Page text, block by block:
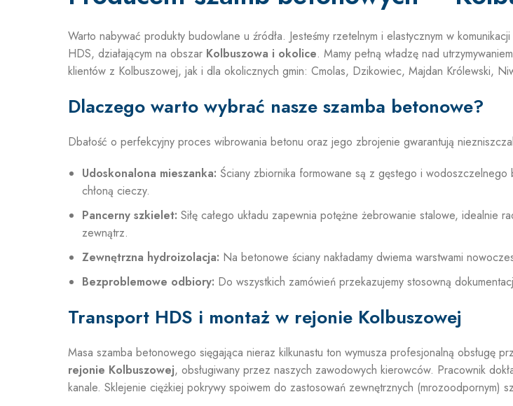
Warto nabywać produkty budowlane u źródła. Jesteśmy rzetelnym i elastycznym w komunikacji
HDS, działającym na obszar Kolbuszowa i okolice. Mamy pełną władzę nad
klientów z Kolbuszowej, jak i dla okolicznych gmin: Cmolas, Dzikowiec, Majdan Królewski,
Dlaczego warto wybrać nasze szamba betonowe?
Dbałość o perfekcyjny proces wibrowania betonu oraz jego zbrojenie gwarantują
Udoskonalona mieszanka: Ściany zbiornika formowane są z gęstego i
chłoną cieczy.
Pancerny szkielet: Siłę całego układu zapewnia potężne żebrowanie stalowe,
zewnątrz.
Zewnętrzna hydroizolacja: Na betonowe ściany nakładamy dwiema warstwami
Bezproblemowe odbiory: Do wszystkich zamówień przekazujemy stosowną
Transport HDS i montaż w rejonie Kolbuszowej
Masa szamba betonowego sięgająca nieraz kilkunastu ton wymusza profesjonalną obsługę
rejonie Kolbuszowej, obsługiwany przez naszych zawodowych kierowców. Pracownik
kanale. Sklejenie ciężkiej pokrywy spoiwem do zastosowań zewnętrznych (mrozoodpornym)